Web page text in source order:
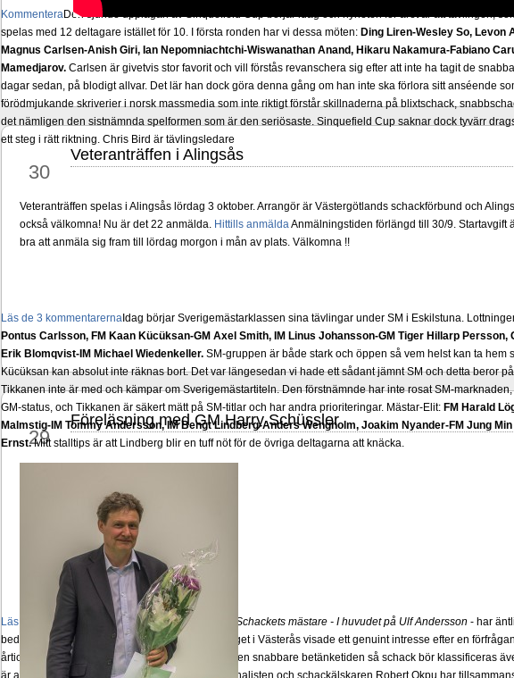
KommenteraDen sjunde upplagan av Sinquefield Cup börjar idag och nyheten för året är att tävlingen,
spelas med 12 deltagare istället för 10. I första ronden har vi dessa möten: Ding Liren-Wesley So, Levon
Magnus Carlsen-Anish Giri, Ian Nepomniachtchi-Wiswanathan Anand, Hikaru Nakamura-Fabiano
Mamedjarov. Carlsen är givetvis stor favorit och vill förstås revanschera sig efter att inte ha tagit de
dagar sedan, på blodigt allvar. Det lär han dock göra denna gång om han inte ska förlora sitt anséende
förödmjukande skriverier i norsk massmedia som inte riktigt förstår skillnaderna på blixtschack,
det nämligen den sistnämnda spelformen som är den seriösaste. Sinquefield Cup saknar dock tyvärr
ett steg i rätt riktning. Chris Bird är tävlingsledare
Läs de 3 kommentarernaIdag börjar Sverigemästarklassen sina tävlingar under SM i Eskilstuna.
Pontus Carlsson, FM Kaan Kücüksan-GM Axel Smith, IM Linus Johansson-GM Tiger Hillarp Persson,
Erik Blomqvist-IM Michael Wiedenkeller.SM-gruppen är både stark och öppen så vem helst kan ta hem
Kücüksan kan absolut inte räknas bort. Det var längesedan vi hade ett sådant jämnt SM och detta beror
Tikkanen inte är med och kämpar om Sverigemästartiteln. Den förstnämnde har inte rosat SM-
GM-status, och Tikkanen är säkert mätt på SM-titlar och har andra prioriteringar. Mästar-Elit: FM Harald
Malmstig-IM Tommy Andersson, IM Bengt Lindberg-Anders Wengholm, Joakim Nyander-FM Jung
Ernst.Mitt stalltips är att Lindberg blir en tuff nöt för de övriga deltagarna att knäcka.
Läs de 8 kommentarernaEn svensk schackbok - Schackets mästare - I huvudet på Ulf Andersson - har
bedrifter i schackvärlden. Glenn Ek på Sportförlaget i Västerås visade ett genuint intresse efter en
årtiondena alltmer betraktats som en sport med den snabbare betänketiden så schack bör klassificeras
är annars spel, vetenskap eller konst. Frilansjournalisten och schackälskaren Robert Okpu har
30
Veteranträffen i Alingsås
Veteranträffen spelas i Alingsås lördag 3 oktober. Arrangör är Västergötlands schackförbund och
också välkomna! Nu är det 22 anmälda.Hittills anmäldaAnmälningstiden förlängd till 30/9. Startavgift
bra att anmäla sig fram till lördag morgon i mån av plats. Välkomna !!
sep
29
Föreläsning med GM Harry Schüssler